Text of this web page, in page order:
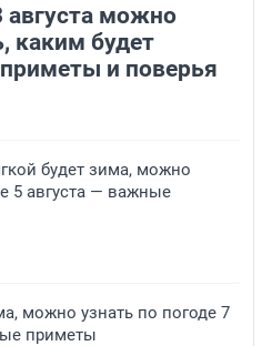
августа можно
каким будет
и поверья
будет зима, можно
5 августа — важные
можно узнать по погоде 7
приметы